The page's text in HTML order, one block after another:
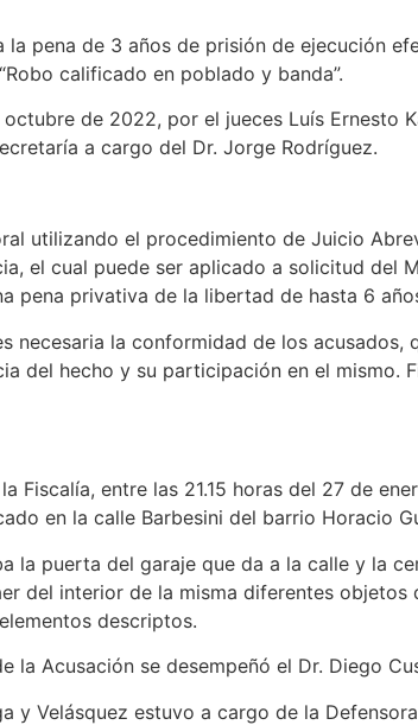
pena de 3 años de prisión de ejecución
calificado en poblado y banda”.
de 2022, por el jueces Luís Ernesto
a cargo del Dr. Jorge Rodríguez.
utilizando el procedimiento de Juicio
el cual puede ser aplicado a solicitud del
pena privativa de la libertad de hasta 6
necesaria la conformidad de los acusados,
del hecho y su participación en el mismo.
Fiscalía, entre las 21.15 horas del 27 de
en la calle Barbesini del barrio Horacio
la puerta del garaje que da a la calle y la
del interior de la misma diferentes
descriptos.
la Acusación se desempeñó el Dr. Diego
y Velásquez estuvo a cargo de la